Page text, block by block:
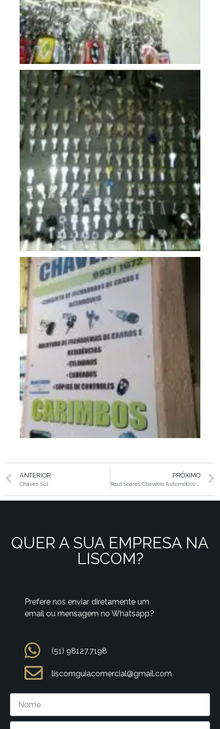
ANTERIOR
Chaves Sul
PRÓXIMO
Raul Soares Chaveiro Automotivo e Residencial
QUER A SUA EMPRESA NA
LISCOM?
Prefere nos enviar diretamente um
email ou mensagem no Whatsapp?
(51) 98127.7198
liscomguiacomercial@gmail.com